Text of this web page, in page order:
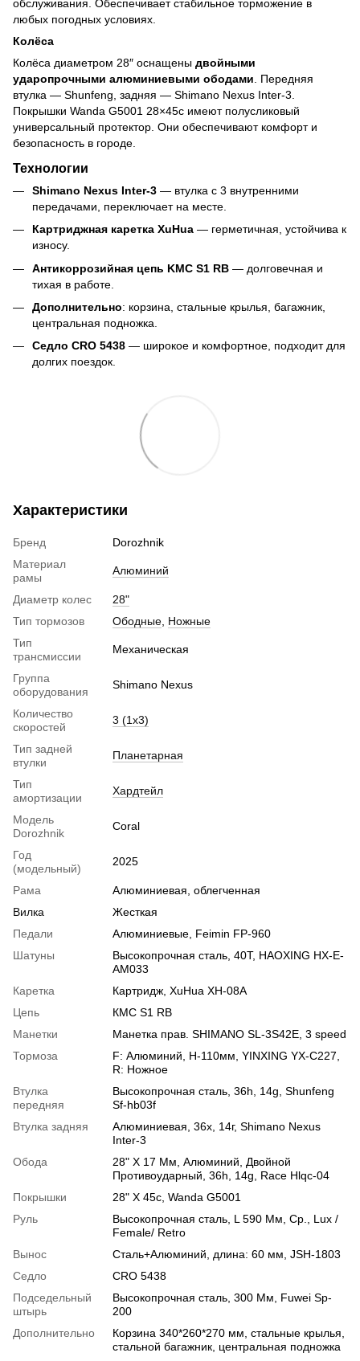
обслуживания. Обеспечивает стабильное торможение в
любых погодных условиях.
Колёса
Колёса диаметром 28″ оснащены двойными
ударопрочными алюминиевыми ободами . Передняя
втулка — Shunfeng, задняя — Shimano Nexus Inter-3.
Покрышки Wanda G5001 28×45с имеют полусликовый
универсальный протектор. Они обеспечивают комфорт и
безопасность в городе.
Технологии
Shimano Nexus Inter-3 — втулка с 3 внутренними
передачами, переключает на месте.
Картриджная каретка XuHua — герметичная, устойчива к
износу.
Антикоррозийная цепь KMC S1 RB — долговечная и
тихая в работе.
Дополнительно: корзина, стальные крылья, багажник,
центральная подножка
Седло CRO 5438 — широкое и комфортное, подходит для
долгих поездок.
Характеристики
Бренд
Dorozhnik
Материал
рамы
Алюминий
Диаметр колес
28"
Тип тормозов
Ободные, Ножные
Тип
трансмиссии
Механическая
Группа
оборудования
Shimano Nexus
Количество
скоростей
3 (1х3)
Тип задней
втулки
Планетарная
Тип
амортизации
Хардтейл
Модель
Dorozhnik
Coral
Год
(модельный)
2025
Рама
Алюминиевая, облегченная
Вилка
Жесткая
Педали
Алюминиевые, Feimin FP-960
Шатуны
Высокопрочная сталь, 40T, HAOXING HX-E-
AM033
Каретка
Картридж, XuHua XH-08A
Цепь
КМС S1 RB
Манетки
Манетка прав. SHIMANO SL-3S42E, 3 speed
Тормоза
F: Алюминий, H-110мм, YINXING YX-C227,
R: Ножное
Втулка
передняя
Высокопрочная сталь, 36h, 14g, Shunfeng
Sf-hb03f
Втулка задняя
Алюминиевая, 36х, 14г, Shimano Nexus
Inter-3
Обода
28" Х 17 Мм, Алюминий, Двойной
Противоударный, 36h, 14g, Race Hlqc-04
Покрышки
28" X 45c, Wanda G5001
Руль
Высокопрочная сталь, L 590 Мм, Ср., Lux /
Female/ Retro
Вынос
Сталь+Алюминий, длина: 60 ​​мм, JSH-1803
Седло
CRO 5438
Подседельный
штырь
Высокопрочная сталь, 300 Мм, Fuwei Sp-
200
Дополнительно
Корзина 340*260*270 мм, стальные крылья,
стальной багажник, центральная подножка